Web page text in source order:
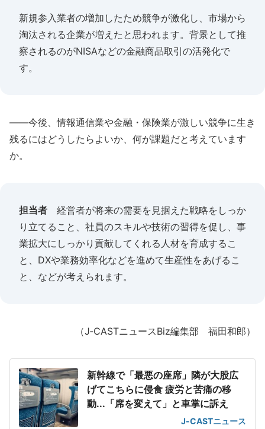
新規参入業者の増加したため競争が激化し、市場から
淘汰される企業が増えたと思われます。背景として推
察されるのがNISAなどの金融商品取引の活発化で
す。
――今後、情報通信業や金融・保険業が激しい競争に生き
残るにはどうしたらよいか、何が課題だと考えています
か。
担当者 経営者が将来の需要を見据えた戦略をしっか
り立てること、社員のスキルや技術の習得を促し、事
業拡大にしっかり貢献してくれる人材を育成するこ
と、DXや業務効率化などを進めて生産性をあげるこ
と、などが考えられます。
（J‐CASTニュースBiz編集部 福田和郎）
新幹線で「最悪の座席」隣が大股広
げてこちらに侵食 疲労と苦痛の移
動...「席を変えて」と車掌に訴え
J-CASTニュース